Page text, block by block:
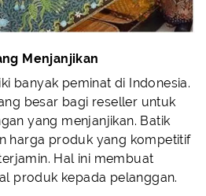
Menjanjikan
banyak peminat di Indonesia.
besar bagi reseller untuk
yang menjanjikan. Batik
harga produk yang kompetitif
Hal ini membuat
produk kepada pelanggan.